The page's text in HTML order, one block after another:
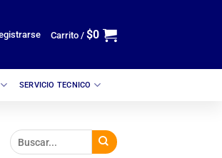
Carrito / $0
SERVICIO TECNICO